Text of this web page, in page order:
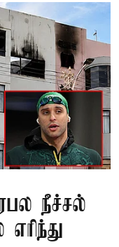
நீச்சல்